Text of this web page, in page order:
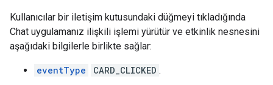
Kullanıcılar bir iletişim kutusundaki düğmeyi tıkladığında
Chat uygulamanız ilişkili işlemi yürütür ve etkinlik nesnesini
aşağıdaki bilgilerle birlikte sağlar:
eventType CARD_CLICKED .